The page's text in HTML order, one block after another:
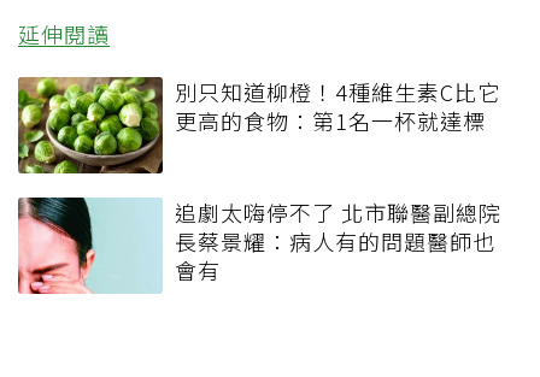
延伸閱讀
別只知道柳橙！4種維生素C比它
更高的食物：第1名一杯就達標
追劇太嗨停不了 北市聯醫副總院
長蔡景耀：病人有的問題醫師也
會有